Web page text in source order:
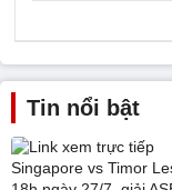
Tin nổi bật